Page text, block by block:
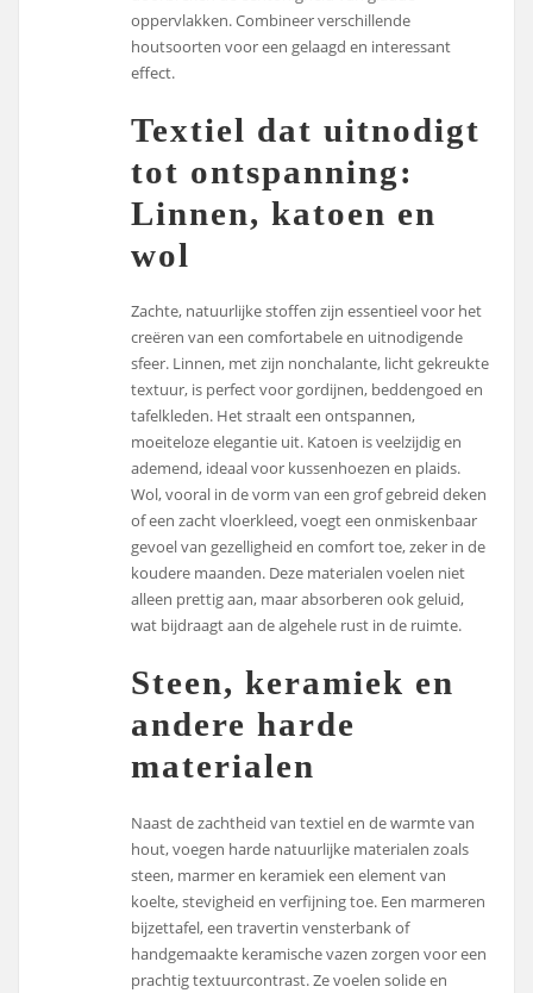
oppervlakken. Combineer verschillende
houtsoorten voor een gelaagd en interessant
effect.
Textiel dat uitnodigt
tot ontspanning:
Linnen, katoen en
wol
Zachte, natuurlijke stoffen zijn essentieel voor het
creëren van een comfortabele en uitnodigende
sfeer. Linnen, met zijn nonchalante, licht gekreukte
textuur, is perfect voor gordijnen, beddengoed en
tafelkleden. Het straalt een ontspannen,
moeiteloze elegantie uit. Katoen is veelzijdig en
ademend, ideaal voor kussenhoezen en plaids.
Wol, vooral in de vorm van een grof gebreid deken
of een zacht vloerkleed, voegt een onmiskenbaar
gevoel van gezelligheid en comfort toe, zeker in de
koudere maanden. Deze materialen voelen niet
alleen prettig aan, maar absorberen ook geluid,
wat bijdraagt aan de algehele rust in de ruimte.
Steen, keramiek en
andere harde
materialen
Naast de zachtheid van textiel en de warmte van
hout, voegen harde natuurlijke materialen zoals
steen, marmer en keramiek een element van
koelte, stevigheid en verfijning toe. Een marmeren
bijzettafel, een travertin vensterbank of
handgemaakte keramische vazen zorgen voor een
prachtig textuurcontrast. Ze voelen solide en